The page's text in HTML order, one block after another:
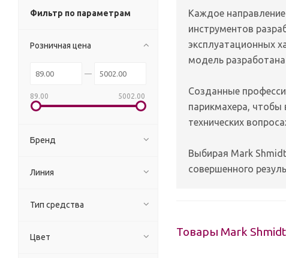
Каждое
инструментов
эксплуатационных
модель
Созданные
парикмахера, чтобы
технических
Выбирая Mark
совершенного
Товары Mark
Фильтр по параметрам
Розничная цена
89.00 5002.00
Бренд
Линия
Тип средства
Цвет